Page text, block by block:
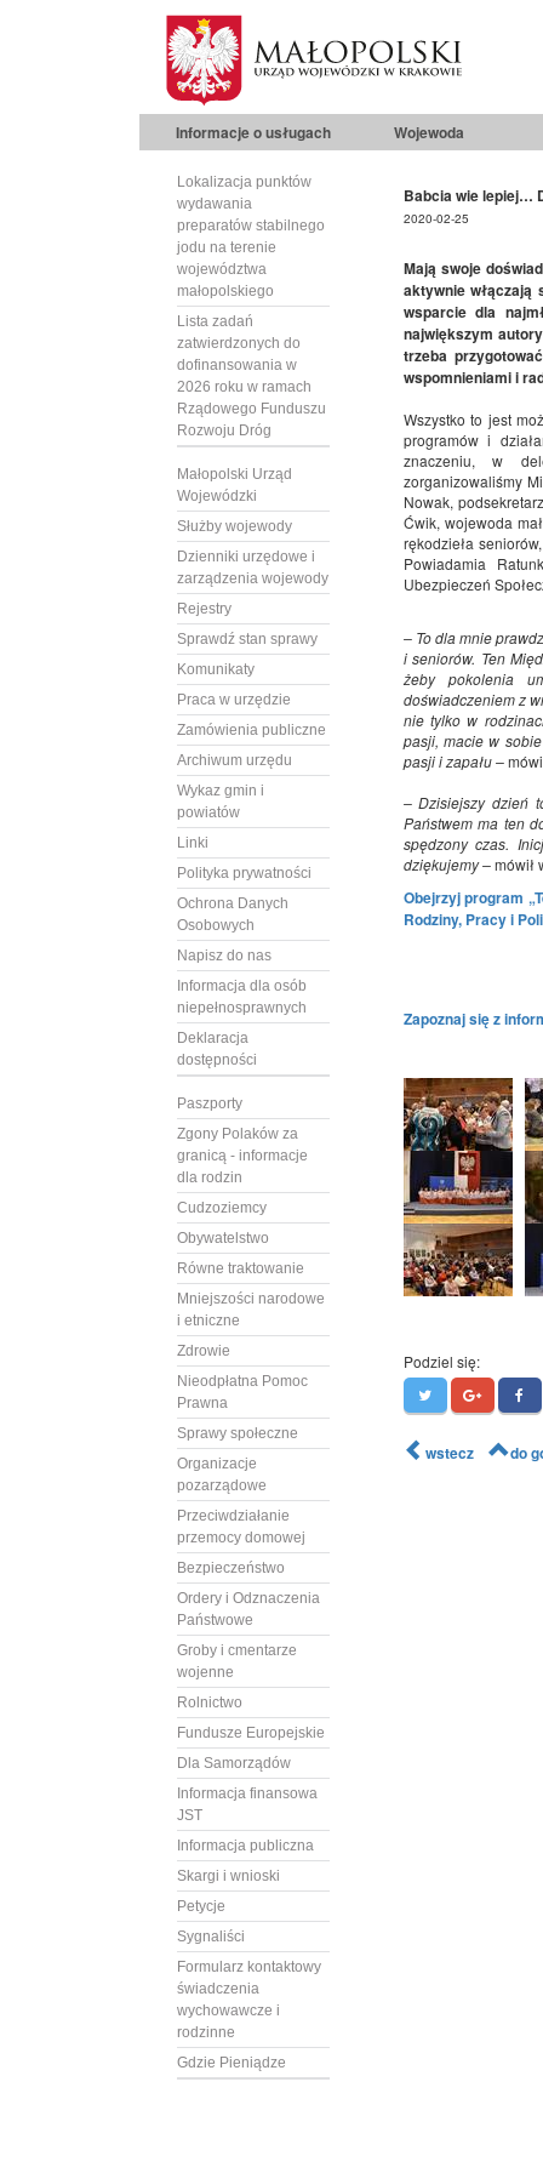
Informacje o usługach Wojewoda
Lokalizacja punktów
wydawania
preparatów stabilnego
jodu na terenie
województwa
małopolskiego
Lista zadań
zatwierdzonych do
dofinansowania w
2026 roku w ramach
Rządowego Funduszu
Rozwoju Dróg
Małopolski Urząd
Wojewódzki
Służby wojewody
Dzienniki urzędowe i
zarządzenia wojewody
Rejestry
Sprawdź stan sprawy
Komunikaty
Praca w urzędzie
Zamówienia publiczne
Archiwum urzędu
Wykaz gmin i
powiatów
Linki
Polityka prywatności
Ochrona Danych
Osobowych
Napisz do nas
Informacja dla osób
niepełnosprawnych
Deklaracja
dostępności
Paszporty
Zgony Polaków za
granicą - informacje
dla rodzin
Cudzoziemcy
Obywatelstwo
Równe traktowanie
Mniejszości narodowe
i etniczne
Zdrowie
Nieodpłatna Pomoc
Prawna
Sprawy społeczne
Organizacje
pozarządowe
Przeciwdziałanie
przemocy domowej
Bezpieczeństwo
Ordery i Odznaczenia
Państwowe
Groby i cmentarze
wojenne
Rolnictwo
Fundusze Europejskie
Dla Samorządów
Informacja finansowa
JST
Informacja publiczna
Skargi i wnioski
Petycje
Sygnaliści
Formularz kontaktowy
świadczenia
wychowawcze i
rodzinne
Gdzie Pieniądze
Babcia wie lepiej…
2020-02-25
Mają swoje
aktywnie
wsparcie dla
największym
trzeba
wspomnieniami i
Wszystko to jest
programów i
znaczeniu, w
zorganizowaliśmy
Nowak,
Ćwik, wojewoda
rękodzieła
Powiadamia
Ubezpieczeń
– To dla mnie
i seniorów. Ten
żeby pokolenia
doświadczeniem z
nie tylko w
pasji, macie w
pasji i zapału –
– Dzisiejszy dzień
Państwem ma ten
spędzony czas.
dziękujemy –mówił
Obejrzyj program
Rodziny, Pracy i
Zapoznaj się z
Podziel się:
wstecz do